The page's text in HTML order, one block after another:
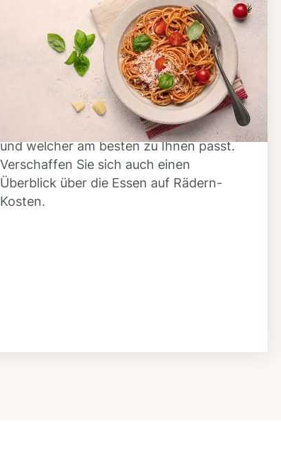
Schritt 2
Anbieter finden
Nutzen Sie unsere große Mahlzeiten-
Dienst-Suche, um herauszufinden,
welche Anbieter es in Ihrer Region gibt
und welcher am besten zu Ihnen passt.
Verschaffen Sie sich auch einen
Überblick über die Essen auf Rädern-
Kosten.